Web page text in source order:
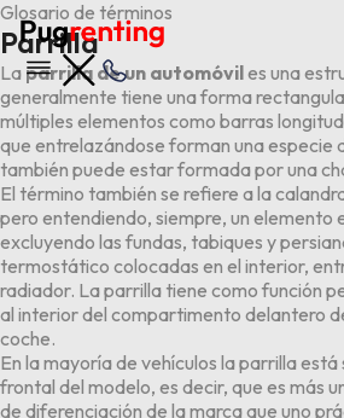
Glosario de términos
Parrilla
La parrilla de un automóviles una
generalmente tiene una forma
múltiples elementos como barras
que entrelazándose forman una especie
también puede estar formada por una
El término también se refiere a la
pero entendiendo, siempre, un elemento
excluyendo las fundas, tabiques y
termostático colocadas en el interior,
radiador. La parrilla tiene como función
al interior del compartimento delantero
coche.
En la mayoría de vehículos la parrilla
frontal del modelo, es decir, que es más
de diferenciación de la marca que uno